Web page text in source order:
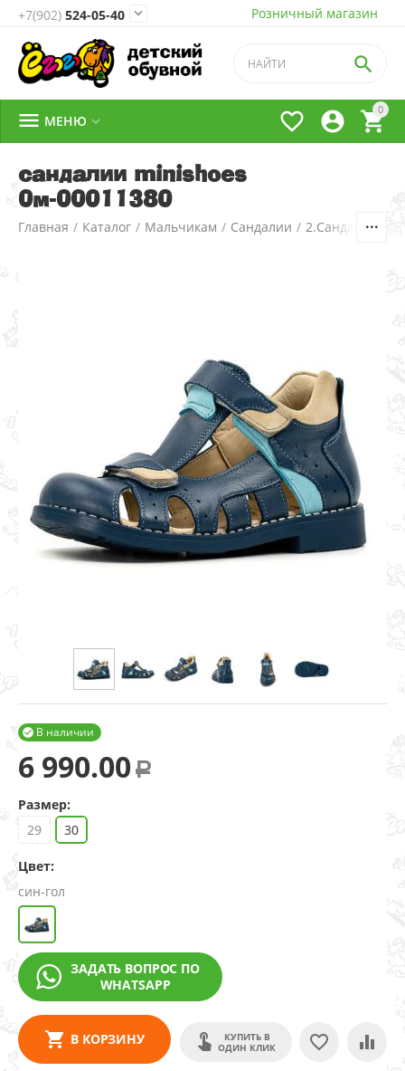
Розничный магазин
+7(902) 524-05-40 
0




 МЕНЮ 
сандалии minishoes
0м-00011380
Главная / Каталог / Мальчикам / Сандалии / 2.Сандалии д/м
В наличии

6 990.00 Р
Размер:
29
30
Цвет:
син-гол
ЗАДАТЬ ВОПРОС ПО
WHATSAPP
В КОРЗИНУ
КУПИТЬ В
ОДИН КЛИК